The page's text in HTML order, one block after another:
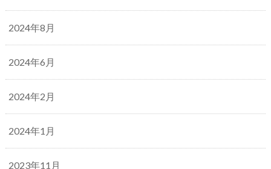
2024年8月
2024年6月
2024年2月
2024年1月
2023年11月